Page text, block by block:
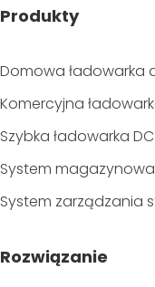
Produkty
Domowa ładowarka
Komercyjna
Szybka ładowarka DC
System
System zarządzania
Rozwiązanie